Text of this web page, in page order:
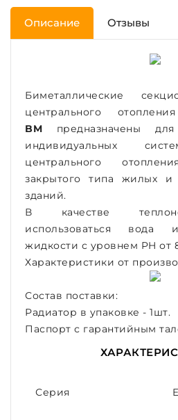
Описание Отзывы
Биметаллические
центрального
BM предназначены
индивидуальных
центрального
закрытого типа жилых и
зданий.
В качестве
использоваться вода
жидкости с уровнем PH от
Характеристики от
Состав поставки:
Радиатор в упаковке - 1шт.
Паспорт с гарантийным
Серия